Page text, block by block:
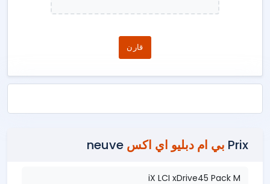
قارن
Prix بي ام دبليو اي اكس
iX LCI xDrive45 Pack M